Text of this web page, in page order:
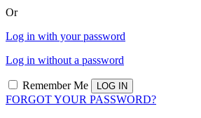
Or
Log in with your password
Log in without a password
Remember Me
FORGOT YOUR PASSWORD?